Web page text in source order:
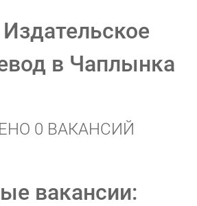
в Чаплынка
0 ВАКАНСИЙ
вакансии: